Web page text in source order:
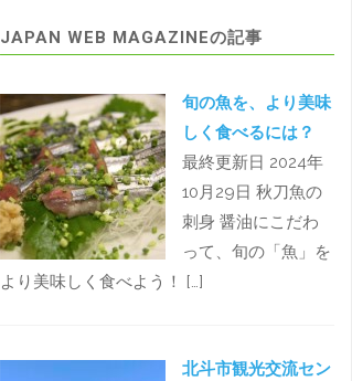
JAPAN WEB MAGAZINEの記事
旬の魚を、より美味
しく食べるには？
最終更新日 2024年
10月29日 秋刀魚の
刺身 醤油にこだわ
って、旬の「魚」を
より美味しく食べよう！ […]
北斗市観光交流セン